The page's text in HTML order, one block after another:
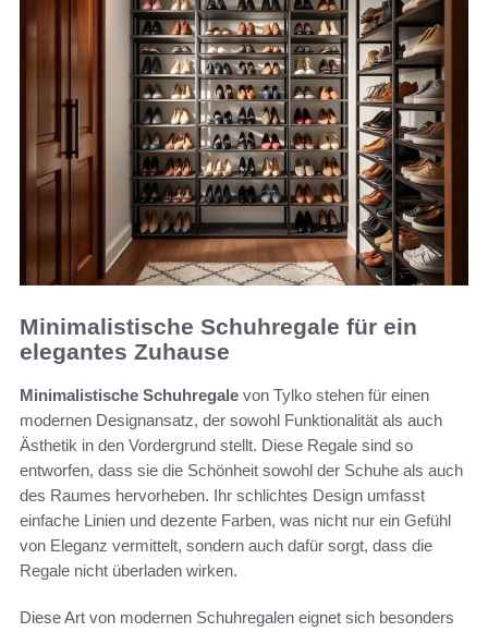
Minimalistische Schuhregale für ein
elegantes Zuhause
Minimalistische Schuhregale von Tylko stehen für einen
modernen Designansatz, der sowohl Funktionalität als auch
Ästhetik in den Vordergrund stellt. Diese Regale sind so
entworfen, dass sie die Schönheit sowohl der Schuhe als auch
des Raumes hervorheben. Ihr schlichtes Design umfasst
einfache Linien und dezente Farben, was nicht nur ein Gefühl
von Eleganz vermittelt, sondern auch dafür sorgt, dass die
Regale nicht überladen wirken.
Diese Art von modernen Schuhregalen eignet sich besonders